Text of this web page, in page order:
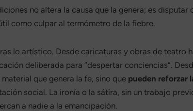
no altera la causa que la genera; es
como culpar al termómetro de la fiebre.
lo artístico. Desde caricaturas y obras de teatro
deliberada para “despertar conciencias”.
que genera la fe, sino que pueden reforzar
social. La ironía o la sátira, sin un trabajo
a nadie a la emancipación.